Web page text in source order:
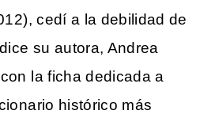
cedí a la debilidad de
su autora, Andrea
la ficha dedicada a
histórico más